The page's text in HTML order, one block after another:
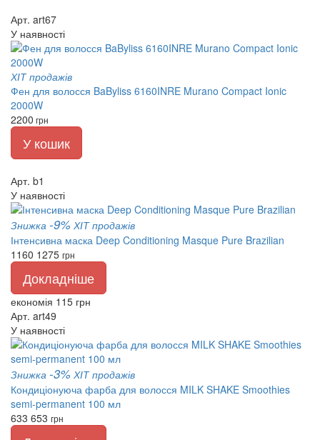
Арт. art67
У наявності
ХІТ продажів
Фен для волосся BaByliss 6160INRE Murano Compact Ionic
2000W
2200 грн
У кошик
Арт. b1
У наявності
Знижка -9% ХІТ продажів
Інтенсивна маска Deep Conditioning Masque Pure Brazilian
1160 1275 грн
Докладніше
економія 115 грн
Арт. art49
У наявності
Знижка -3% ХІТ продажів
Кондиціонуюча фарба для волосся MILK SHAKE Smoothies
semi-permanent 100 мл
633 653 грн